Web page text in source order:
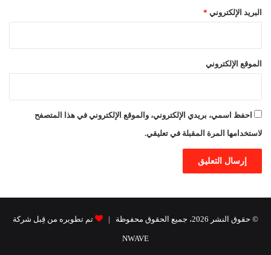
البريد الإلكتروني *
الموقع الإلكتروني
احفظ اسمي، بريدي الإلكتروني، والموقع الإلكتروني في هذا المتصفح
لاستخدامها المرة المقبلة في تعليقي.
© حقوق النشر 2026، جميع الحقوق محفوظة | تم تطويره من قِبل شركة
NWAVE